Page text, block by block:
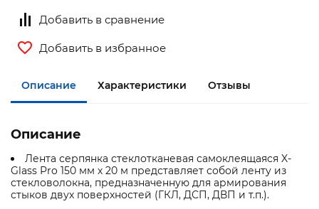
Добавить в сравнение
Добавить в избранное
Описание Характеристики Отзывы
Описание
Лента серпянка стеклотканевая самоклеящаяся X-
Glass Pro 150 мм х 20 м представляет собой ленту из
стекловолокна, предназначенную для армирования
стыков двух поверхностей (ГКЛ, ДСП, ДВП и т.п.).